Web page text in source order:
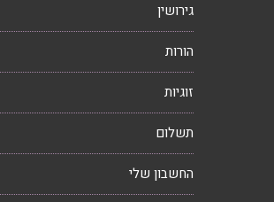
גירושין
הורות
זוגיות
תשלום
החשבון שלי